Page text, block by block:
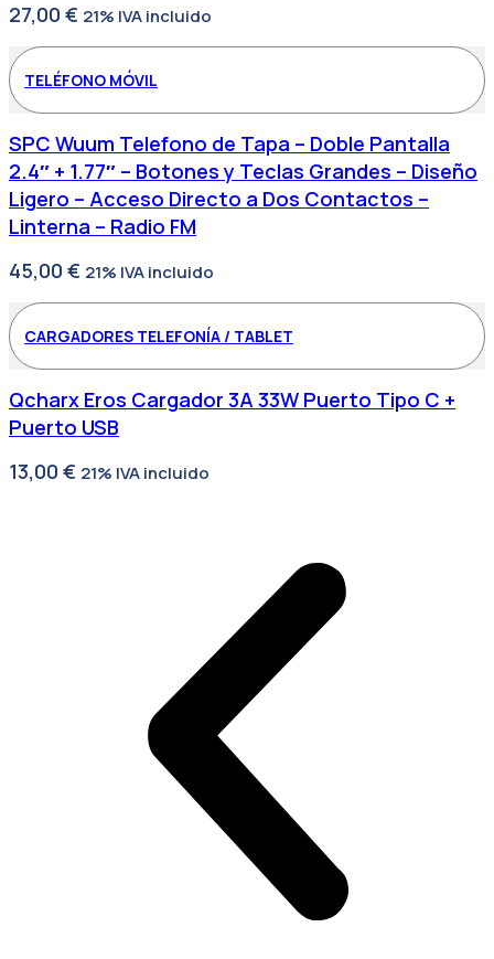
27,00 € 21% IVA incluido
TELÉFONO MÓVIL
SPC Wuum Telefono de Tapa – Doble Pantalla
2.4″ + 1.77″ – Botones y Teclas Grandes – Diseño
Ligero – Acceso Directo a Dos Contactos –
Linterna – Radio FM
45,00 € 21% IVA incluido
CARGADORES TELEFONÍA / TABLET
Qcharx Eros Cargador 3A 33W Puerto Tipo C +
Puerto USB
13,00 € 21% IVA incluido